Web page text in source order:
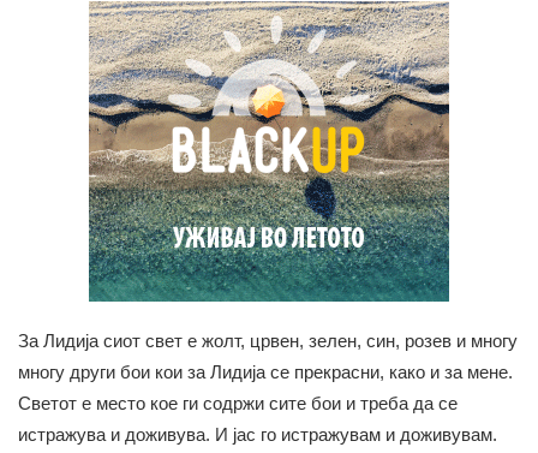
За Лидија сиот свет е жолт, црвен, зелен, син, розев и многу
многу други бои кои за Лидија се прекрасни, како и за мене.
Светот е место кое ги содржи сите бои и треба да се
истражува и доживува. И јас го истражувам и доживувам.